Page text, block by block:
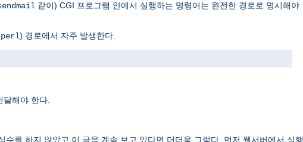
같이) CGI 프로그램 안에서 실행하는 명령어는 완전한 경로로 명시해야
perl) 경로에서 자주 발생한다.
달해야 한다.
를 하지 않았고 이 글을 계속 보고 있다면 더더욱 그렇다. 먼저 웹서버에서 실행